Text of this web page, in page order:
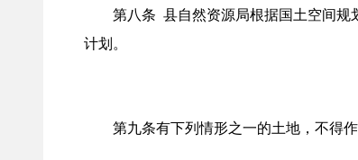
第八条 县自然资源局根据国土空间规划
计划。
第九条有下列情形之一的土地，不得作